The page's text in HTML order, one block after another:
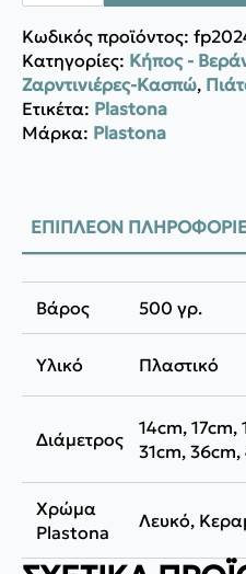
ποσότητα
Κωδικός προϊόντος:
Κατηγορίες: Κήπος -
Ζαρντινιέρες-Κασπώ,
Ετικέτα: Plastona
Μάρκα: Plastona
ΕΠΙΠΛΈΟΝ
Βάρος 500 γρ.
Υλικό Πλαστικό
Διάμετρος
14cm, 17cm,
31cm, 36cm,
Χρώμα
Plastona
Λευκό,